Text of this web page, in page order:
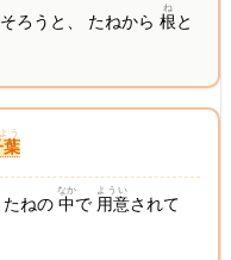
ろうと、 たねから 根
ね
と
葉
う
たねの 中
なか
で 用意
ようい
されて